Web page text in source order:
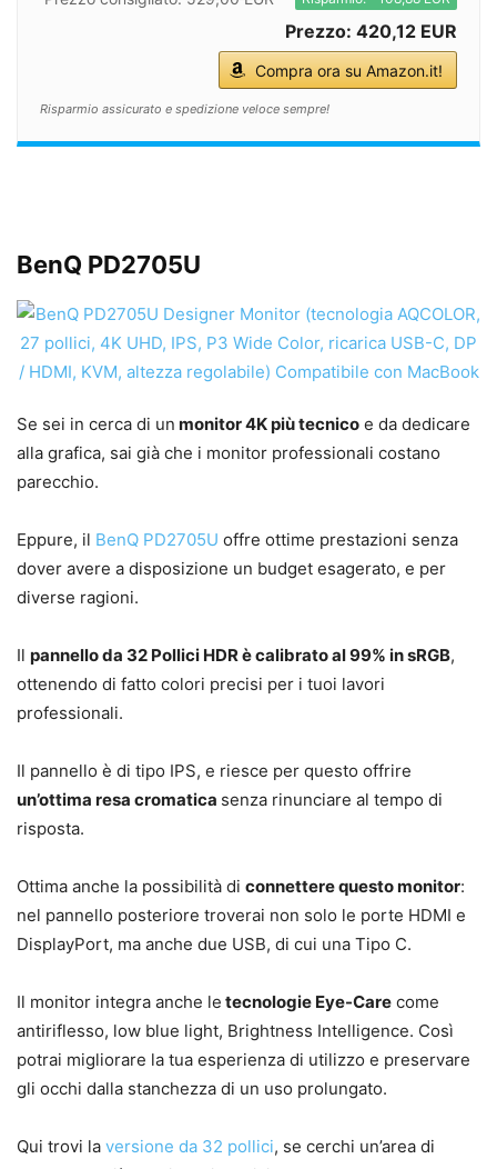
Prezzo: 420,12 EUR
Compra ora su Amazon.it!
Risparmio assicurato e spedizione veloce sempre!
BenQ PD2705U
Se sei in cerca di un monitor 4K più tecnico e da dedicare
alla grafica, sai già che i monitor professionali costano
parecchio.
Eppure, il BenQ PD2705U offre ottime prestazioni senza
dover avere a disposizione un budget esagerato, e per
diverse ragioni.
Il pannello da 32 Pollici HDR è calibrato al 99% in sRGB,
ottenendo di fatto colori precisi per i tuoi lavori
professionali.
Il pannello è di tipo IPS, e riesce per questo offrire
un’ottima resa cromatica senza rinunciare al tempo di
risposta.
Ottima anche la possibilità di connettere questo monitor:
nel pannello posteriore troverai non solo le porte HDMI e
DisplayPort, ma anche due USB, di cui una Tipo C.
Il monitor integra anche le tecnologie Eye-Care come
antiriflesso, low blue light, Brightness Intelligence. Così
potrai migliorare la tua esperienza di utilizzo e preservare
gli occhi dalla stanchezza di un uso prolungato.
Qui trovi la versione da 32 pollici, se cerchi un’area di